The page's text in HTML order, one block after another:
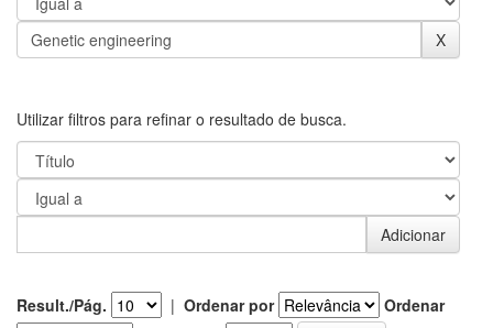
Utilizar filtros para refinar o resultado de busca.
Result./Pág. | Ordenar por
Ordenar